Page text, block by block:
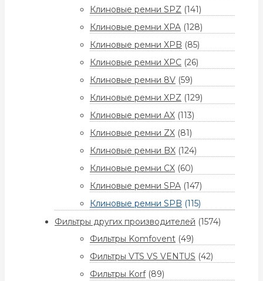
Клиновые ремни SPZ (141)
Клиновые ремни XPA (128)
Клиновые ремни XPB (85)
Клиновые ремни XPC (26)
Клиновые ремни 8V (59)
Клиновые ремни XPZ (129)
Клиновые ремни AX (113)
Клиновые ремни ZX (81)
Клиновые ремни BX (124)
Клиновые ремни CX (60)
Клиновые ремни SPA (147)
Клиновые ремни SPB (115)
Фильтры других производителей (1574)
Фильтры Komfovent (49)
Фильтры VTS VS VENTUS (42)
Фильтры Korf (89)